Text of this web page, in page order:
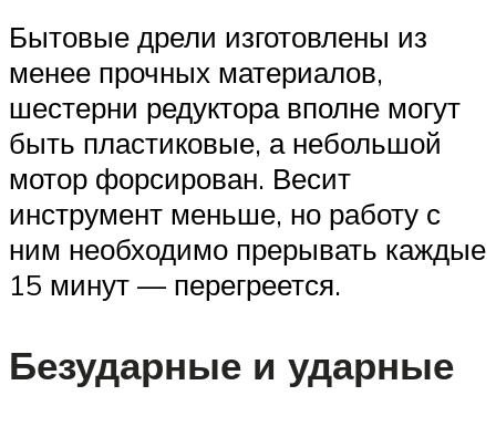
Бытовые дрели изготовлены из
менее прочных материалов,
шестерни редуктора вполне могут
быть пластиковые, а небольшой
мотор форсирован. Весит
инструмент меньше, но работу с
ним необходимо прерывать каждые
15 минут — перегреется.
Безударные и ударные